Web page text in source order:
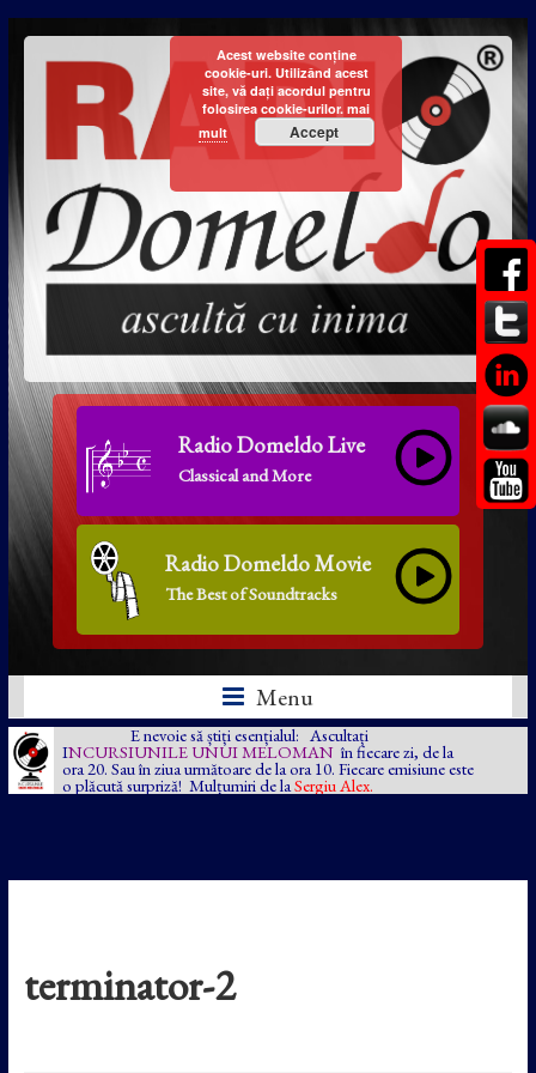
Radio Domeldo Live
Classical and More
Radio Domeldo Movie
The Best of Soundtracks
Menu
E nevoie să știți esențialul: Ascultați
INCURSIUNILE UNUI MELOMAN în fiecare zi, de la
ora 20. Sau în ziua următoare de la ora 10. Fiecare emisiune este
o plăcută surpriză! Mulțumiri de la Sergiu Alex.
terminator-2
Acest website conține
cookie-uri. Utilizând acest
site, vă dați acordul pentru
folosirea cookie-urilor. mai
mult
Accept